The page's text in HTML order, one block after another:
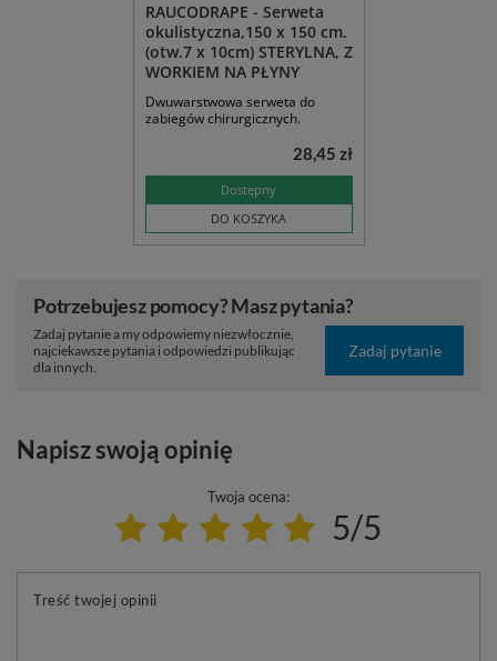
RAUCODRAPE - Serweta
okulistyczna,150 x 150 cm.
(otw.7 x 10cm) STERYLNA, Z
WORKIEM NA PŁYNY
Dwuwarstwowa serweta do
zabiegów chirurgicznych.
Dostępny
DO KOSZYKA
28,45 zł
Potrzebujesz pomocy? Masz pytania?
Zadaj pytanie a my odpowiemy niezwłocznie,
najciekawsze pytania i odpowiedzi publikując
dla innych.
Zadaj pytanie
Napisz swoją opinię
Twoja ocena:
5/5
Treść twojej opinii